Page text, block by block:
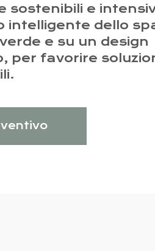
sostenibili e
intelligente dello
e su un design
per favorire